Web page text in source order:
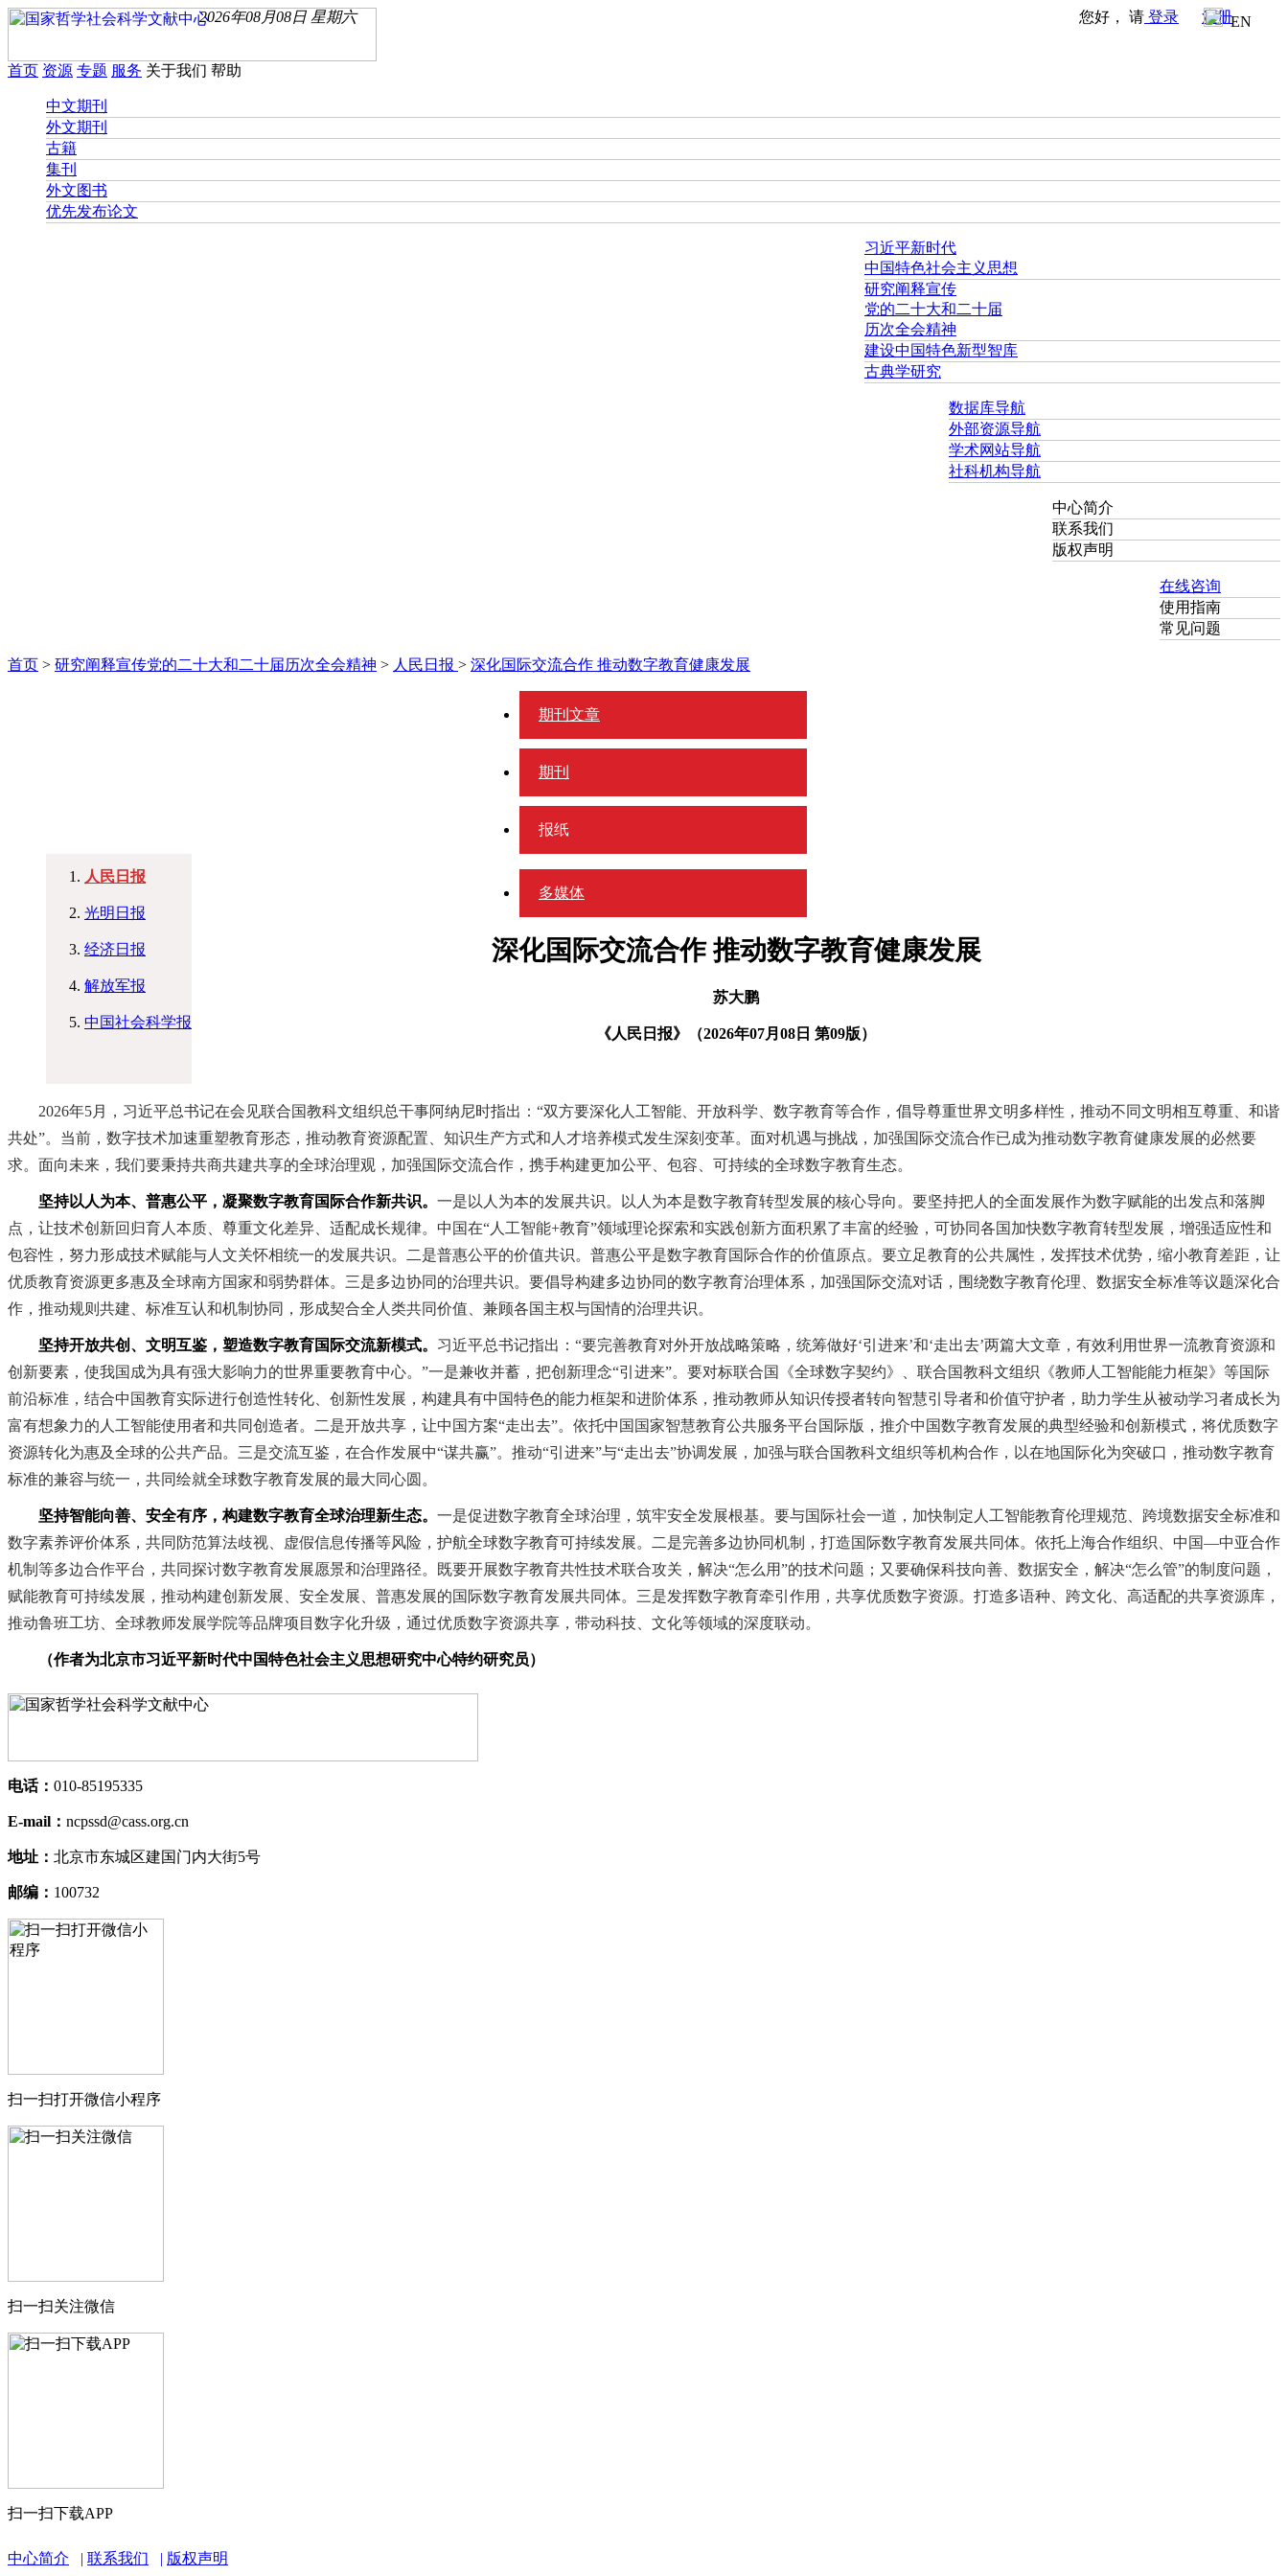
您好， 请 登录 注册EN
2026年08月08日 星期六
首页 资源 专题 服务 关于我们 帮助
中文期刊
外文期刊
古籍
集刊
外文图书
优先发布论文
习近平新时代
中国特色社会主义思想
研究阐释宣传
党的二十大和二十届
历次全会精神
建设中国特色新型智库
古典学研究
数据库导航
外部资源导航
学术网站导航
社科机构导航
中心简介
联系我们
版权声明
在线咨询
使用指南
常见问题
首页 > 研究阐释宣传党的二十大和二十届历次全会精神 > 人民日报 > 深化国际交流合作 推动数字教育健康发展
期刊文章
期刊
报纸
人民日报
光明日报
经济日报
解放军报
中国社会科学报
多媒体
深化国际交流合作 推动数字教育健康发展
苏大鹏
《人民日报》（2026年07月08日 第09版）
2026年5月，习近平总书记在会见联合国教科文组织总干事阿纳尼时指出：“双方要深化人工智能、开放科学、数字教育等合作，倡导尊重世界文明多样性，推动不同文明相互尊重、和谐
共处”。当前，数字技术加速重塑教育形态，推动教育资源配置、知识生产方式和人才培养模式发生深刻变革。面对机遇与挑战，加强国际交流合作已成为推动数字教育健康发展的必然要
求。面向未来，我们要秉持共商共建共享的全球治理观，加强国际交流合作，携手构建更加公平、包容、可持续的全球数字教育生态。
坚持以人为本、普惠公平，凝聚数字教育国际合作新共识。 一是以人为本的发展共识。以人为本是数字教育转型发展的核心导向。要坚持把人的全面发展作为数字赋能的出发点和落脚
点，让技术创新回归育人本质、尊重文化差异、适配成长规律。中国在“人工智能+教育”领域理论探索和实践创新方面积累了丰富的经验，可协同各国加快数字教育转型发展，增强适应性和
包容性，努力形成技术赋能与人文关怀相统一的发展共识。二是普惠公平的价值共识。普惠公平是数字教育国际合作的价值原点。要立足教育的公共属性，发挥技术优势，缩小教育差距，让
优质教育资源更多惠及全球南方国家和弱势群体。三是多边协同的治理共识。要倡导构建多边协同的数字教育治理体系，加强国际交流对话，围绕数字教育伦理、数据安全标准等议题深化合
作，推动规则共建、标准互认和机制协同，形成契合全人类共同价值、兼顾各国主权与国情的治理共识。
坚持开放共创、文明互鉴，塑造数字教育国际交流新模式。 习近平总书记指出：“要完善教育对外开放战略策略，统筹做好‘引进来’和‘走出去’两篇大文章，有效利用世界一流教育资源和
创新要素，使我国成为具有强大影响力的世界重要教育中心。”一是兼收并蓄，把创新理念“引进来”。要对标联合国《全球数字契约》、联合国教科文组织《教师人工智能能力框架》等国际
前沿标准，结合中国教育实际进行创造性转化、创新性发展，构建具有中国特色的能力框架和进阶体系，推动教师从知识传授者转向智慧引导者和价值守护者，助力学生从被动学习者成长为
富有想象力的人工智能使用者和共同创造者。二是开放共享，让中国方案“走出去”。依托中国国家智慧教育公共服务平台国际版，推介中国数字教育发展的典型经验和创新模式，将优质数字
资源转化为惠及全球的公共产品。三是交流互鉴，在合作发展中“谋共赢”。推动“引进来”与“走出去”协调发展，加强与联合国教科文组织等机构合作，以在地国际化为突破口，推动数字教育
标准的兼容与统一，共同绘就全球数字教育发展的最大同心圆。
坚持智能向善、安全有序，构建数字教育全球治理新生态。 一是促进数字教育全球治理，筑牢安全发展根基。要与国际社会一道，加快制定人工智能教育伦理规范、跨境数据安全标准和
数字素养评价体系，共同防范算法歧视、虚假信息传播等风险，护航全球数字教育可持续发展。二是完善多边协同机制，打造国际数字教育发展共同体。依托上海合作组织、中国—中亚合作
机制等多边合作平台，共同探讨数字教育发展愿景和治理路径。既要开展数字教育共性技术联合攻关，解决“怎么用”的技术问题；又要确保科技向善、数据安全，解决“怎么管”的制度问题，
赋能教育可持续发展，推动构建创新发展、安全发展、普惠发展的国际数字教育发展共同体。三是发挥数字教育牵引作用，共享优质数字资源。打造多语种、跨文化、高适配的共享资源库，
推动鲁班工坊、全球教师发展学院等品牌项目数字化升级，通过优质数字资源共享，带动科技、文化等领域的深度联动。
（作者为北京市习近平新时代中国特色社会主义思想研究中心特约研究员）
电话： 010-85195335
E-mail： ncpssd@cass.org.cn
地址： 北京市东城区建国门内大街5号
邮编： 100732
扫一扫打开微信小程序
扫一扫关注微信
扫一扫下载APP
中心简介 联系我们 版权声明